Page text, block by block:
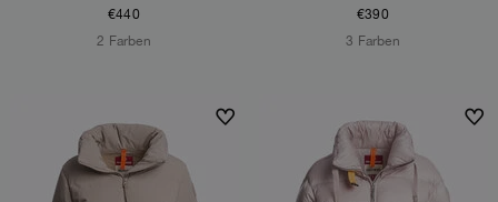
€440
2 Farben
€390
3 Farben
NEW ARRIVALS NEW ARRIVALS